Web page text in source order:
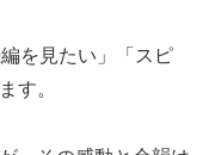
を見たい」「スピ
す。